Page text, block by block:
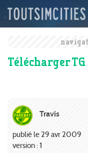
Télécharger
Travis
publié le 29 avr 2009
version : 1